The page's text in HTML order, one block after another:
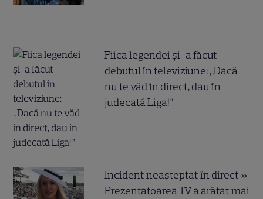
Fiica legendei și-a făcut
debutul în televiziune: „Dacă
nu te văd în direct, dau în
judecată Liga!”
Incident neașteptat în direct »
Prezentatoarea TV a arătat mai